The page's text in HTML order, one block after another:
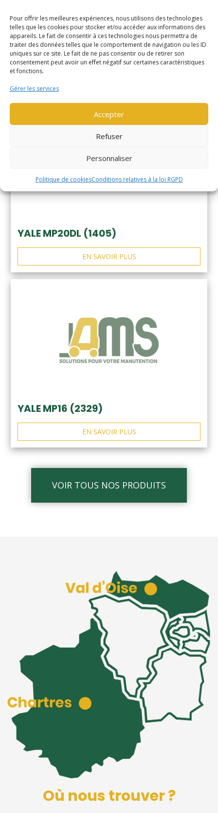
Pour offrir les meilleures expériences, nous utilisons des technologies
telles que les cookies pour stocker et/ou accéder aux informations des
appareils. Le fait de consentir à ces technologies nous permettra de
traiter des données telles que le comportement de navigation ou les ID
uniques sur ce site. Le fait de ne pas consentir ou de retirer son
consentement peut avoir un effet négatif sur certaines caractéristiques
et fonctions.
Gérer les services
Accepter
Refuser
Personnaliser
Politique de cookiesConditions relatives à la loi RGPD
YALE MS14XIL (2510)
YALE MP20DL (1405)
EN SAVOIR PLUS
YALE MP16 (2329)
EN SAVOIR PLUS
VOIR TOUS NOS PRODUITS
Où nous trouver ?